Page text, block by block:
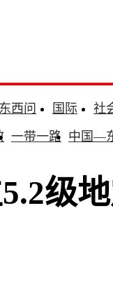
东西问 国际
社
一带一路 中国—
级